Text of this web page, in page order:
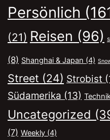
Persönlich
(21) Reisen (96)
(8) Shanghai & Japan (4)
Street (24) Strobist
Südamerika (13)
Uncategorized
(7) Weekly (4)